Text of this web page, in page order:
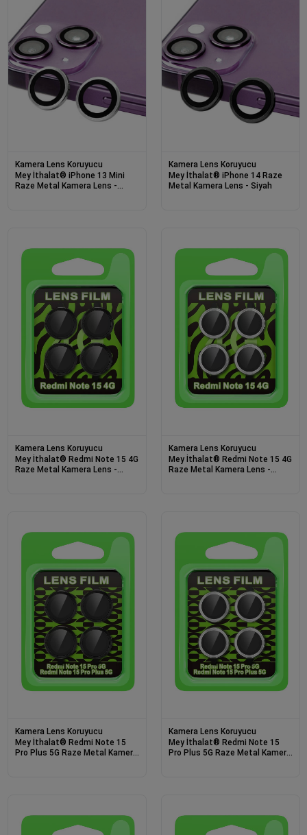
Kamera Lens Koruyucu
Mey İthalat® iPhone 13 Mini
Raze Metal Kamera Lens -
Kamera Lens Koruyucu
Mey İthalat® iPhone 14 Raze
Metal Kamera Lens - Siyah
Kamera Lens Koruyucu
Mey İthalat® Redmi Note 15 4G
Raze Metal Kamera Lens -
Kamera Lens Koruyucu
Mey İthalat® Redmi Note 15 4G
Raze Metal Kamera Lens -
Kamera Lens Koruyucu
Mey İthalat® Redmi Note 15
Pro Plus 5G Raze Metal Kamera
Kamera Lens Koruyucu
Mey İthalat® Redmi Note 15
Pro Plus 5G Raze Metal Kamera